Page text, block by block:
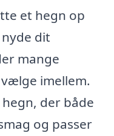
et hegn op
dit
mange
imellem.
der både
og passer